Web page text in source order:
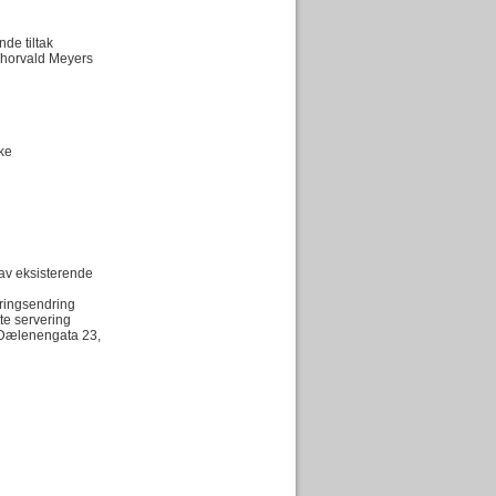
tiltak
Meyers
eksisterende
servering
23,